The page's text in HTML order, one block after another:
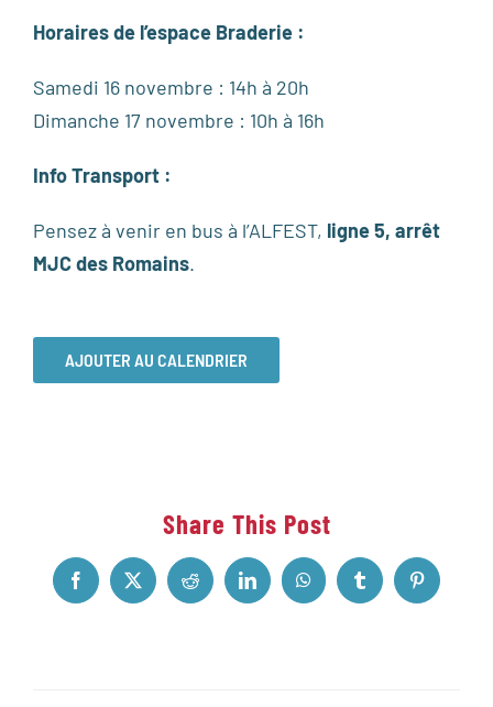
Horaires de l’espace Braderie :
Samedi 16 novembre : 14h à 20h
Dimanche 17 novembre : 10h à 16h
Info Transport :
Pensez à venir en bus à l’ALFEST, ligne 5, arrêt
MJC des Romains.
AJOUTER AU CALENDRIER
Share This Post
Facebook
X Reddit LinkedInWhatsAppTumblr Pinterest